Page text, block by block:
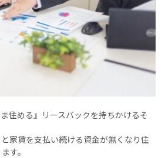
住める』リースバックを持ちかけるそ
家賃を支払い続ける資金が無くなり住
す。